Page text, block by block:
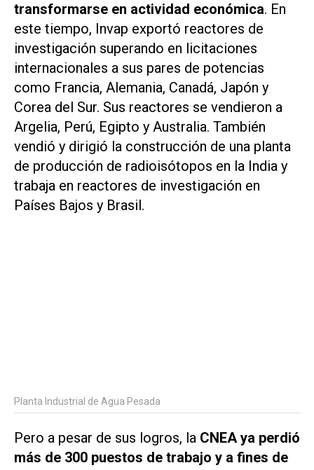
transformarse en actividad económica. En
este tiempo, Invap exportó reactores de
investigación superando en licitaciones
internacionales a sus pares de potencias
como Francia, Alemania, Canadá, Japón y
Corea del Sur. Sus reactores se vendieron a
Argelia, Perú, Egipto y Australia. También
vendió y dirigió la construcción de una planta
de producción de radioisótopos en la India y
trabaja en reactores de investigación en
Países Bajos y Brasil.
Planta Industrial de Agua Pesada
Pero a pesar de sus logros, la CNEA ya perdió
más de 300 puestos de trabajo y a fines de